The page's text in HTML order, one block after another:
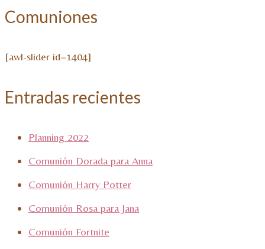
Comuniones
[awl-slider id=1404]
Entradas recientes
Planning 2022
Comunión Dorada para Anna
Comunión Harry Potter
Comunión Rosa para Jana
Comunión Fortnite